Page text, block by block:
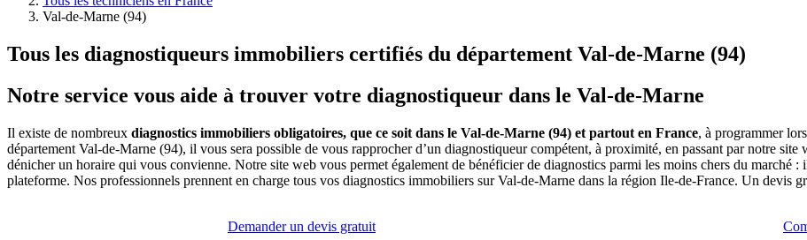
Val-de-Marne (94)
Tous les diagnostiqueurs immobiliers certifiés du département Val-de-Marne (94)
Notre service vous aide à trouver votre diagnostiqueur dans le Val-de-Marne
Il existe de nombreux diagnostics immobiliers obligatoires, que ce soit dans le Val-de-Marne (94) et partout en France, à programmer
département Val-de-Marne (94), il vous sera possible de vous rapprocher d’un diagnostiqueur compétent, à proximité, en passant par notre
dénicher un horaire qui vous convienne. Notre site web vous permet également de bénéficier de diagnostics parmi les moins chers du marché :
plateforme. Nos professionnels prennent en charge tous vos diagnostics immobiliers sur Val-de-Marne dans la région Ile-de-France. Un devis
Demander un devis gratuit